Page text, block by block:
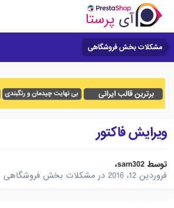
مشکلات بخش فروشگاهی
ویرایش فاکتور
توسطsam302،
فروردین 12، 2016
در مشکلات بخش فروشگاهی